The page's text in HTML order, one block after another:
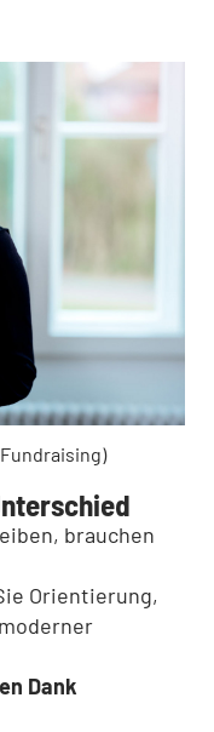
brauchen
Orientierung,
Dank